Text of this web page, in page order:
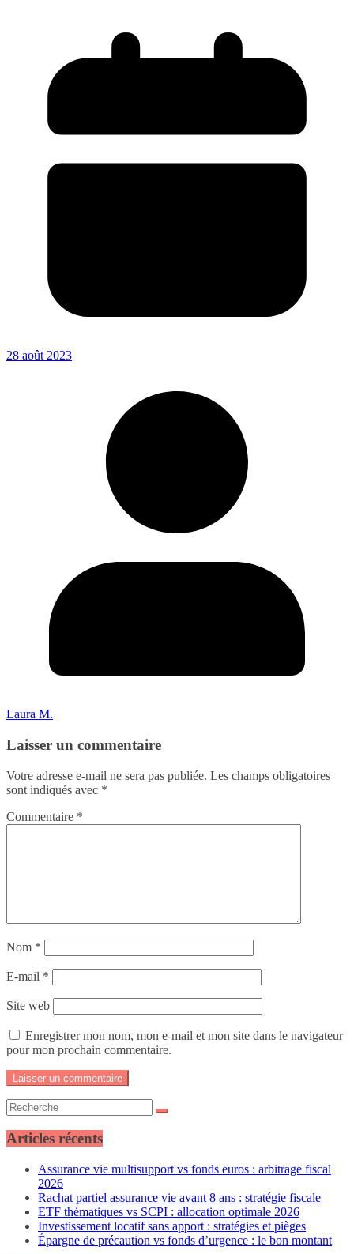
28 août 2023
Laura M.
Laisser un commentaire
Votre adresse e-mail ne sera pas publiée. Les champs obligatoires
sont indiqués avec *
Commentaire *
Nom *
E-mail *
Site web
Enregistrer mon nom, mon e-mail et mon site dans le navigateur
pour mon prochain commentaire.
Articles récents
Assurance vie multisupport vs fonds euros : arbitrage fiscal
2026
Rachat partiel assurance vie avant 8 ans : stratégie fiscale
ETF thématiques vs SCPI : allocation optimale 2026
Investissement locatif sans apport : stratégies et pièges
Épargne de précaution vs fonds d’urgence : le bon montant